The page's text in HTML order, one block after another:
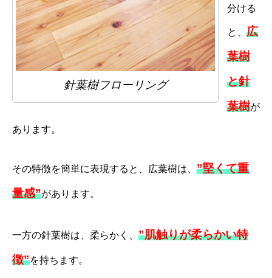
針葉樹フローリング
分ける
と、 広
葉樹
と針
葉樹が
あります。
その特徴を簡単に表現すると、広葉樹は、 ”堅くて重
量感”があります。
一方の針葉樹は、柔らかく、 ”肌触りが柔らかい特
徴”を持ちます。